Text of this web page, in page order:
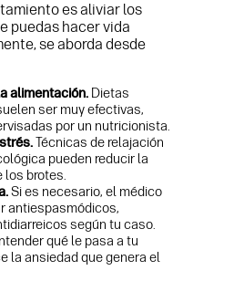
es aliviar los
puedas hacer vida
se aborda desde
alimentación. Dietas
ser muy efectivas,
por un nutricionista.
Técnicas de relajación
pueden reducir la
los brotes.
Si es necesario, el médico
antiespasmódicos,
según tu caso.
qué le pasa a tu
la ansiedad que genera el